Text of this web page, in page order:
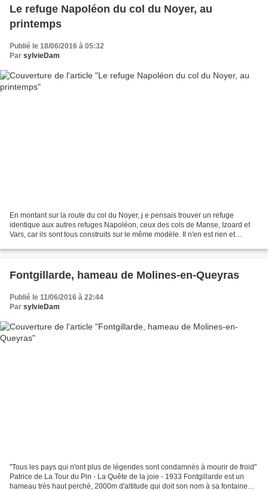
Le refuge Napoléon du col du Noyer, au
printemps
Publié le 18/06/2016 à 05:32
Par sylvieDam
En montant sur la route du col du Noyer, j e pensais trouver un refuge
identique aux autres refuges Napoléon, ceux des cols de Manse, Izoard et
Vars, car ils sont tous construits sur le même modèle. Il n'en est rien et
Fontgillarde, hameau de Molines-en-Queyras
Publié le 11/06/2016 à 22:44
Par sylvieDam
"Tous les pays qui n'ont plus de légendes sont condamnés à mourir de froid"
Patrice de La Tour du Pin - La Quête de la joie - 1933 Fontgillarde est un
hameau très haut perché, 2000m d'altitude qui doit son nom à sa fontaine